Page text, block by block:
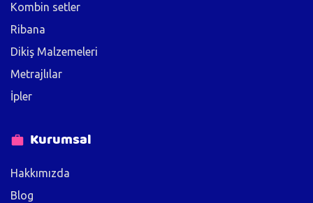
Kombin setler
Ribana
Dikiş Malzemeleri
Metrajlılar
İpler
Kurumsal
Hakkımızda
Blog